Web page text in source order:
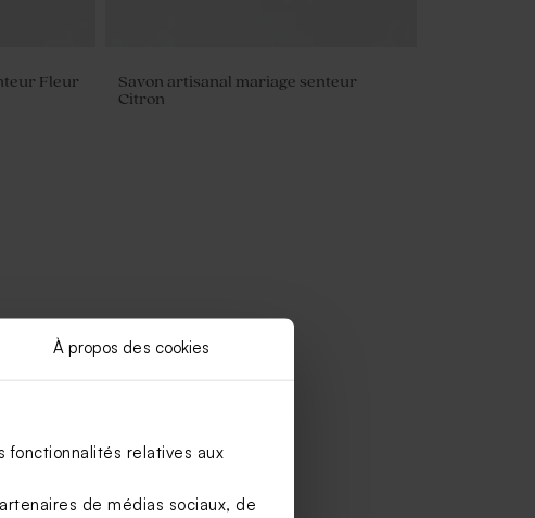
À propos des cookies
fonctionnalités relatives aux
de médias sociaux, de
Fleur
Savon artisanal mariage senteur
Citron